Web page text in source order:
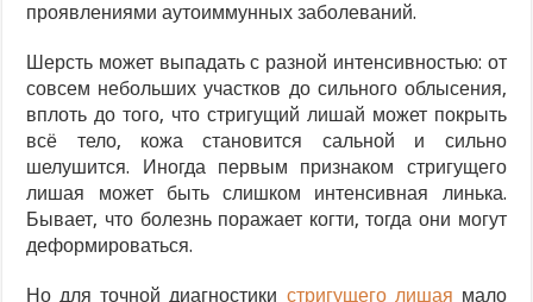
проявлениями аутоиммунных заболеваний.
Шерсть может выпадать с разной интенсивностью: от
совсем небольших участков до сильного облысения,
вплоть до того, что стригущий лишай может покрыть
всё тело, кожа становится сальной и сильно
шелушится. Иногда первым признаком стригущего
лишая может быть слишком интенсивная линька.
Бывает, что болезнь поражает когти, тогда они могут
деформироваться.
Но для точной диагностики стригущего лишая мало